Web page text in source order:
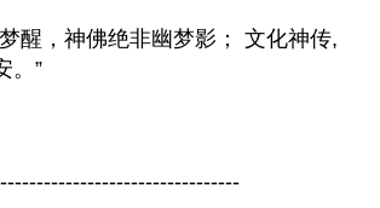
醒，神佛绝非幽梦影； 文化神传,
。”